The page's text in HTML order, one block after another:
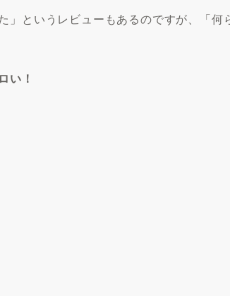
」というレビューもあるのですが、「
い！